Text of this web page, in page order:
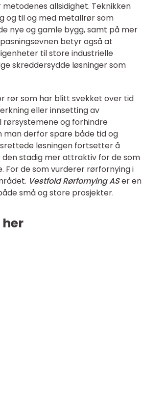
allsidighet. Teknikken
og til og med metallrør som
nye og gamle bygg, samt på mer
betyr også at
til store industrielle
skreddersydde løsninger som
rør som har blitt svekket over tid
eller innsetting av
rørsystemene og forhindre
man derfor spare både tid og
løsningen fortsetter å
stadig mer attraktiv for de som
For de som vurderer rørfornying i
Vestfold Rørfornying ASer en
små og store prosjekter.